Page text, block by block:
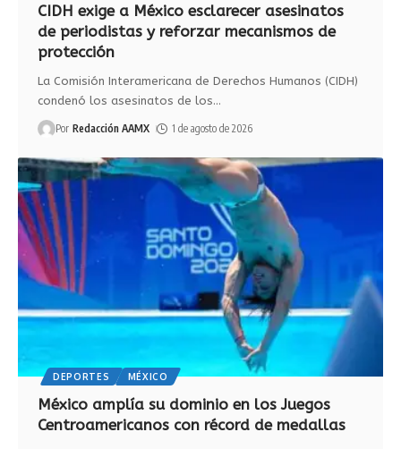
CIDH exige a México esclarecer asesinatos
de periodistas y reforzar mecanismos de
protección
La Comisión Interamericana de Derechos Humanos (CIDH)
condenó los asesinatos de los…
Por Redacción AAMX 1 de agosto de 2026
DEPORTES MÉXICO
México amplía su dominio en los Juegos
Centroamericanos con récord de medallas